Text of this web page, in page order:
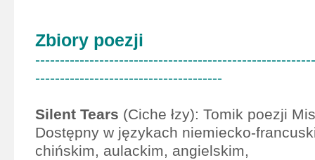
Zbiory poezji
--------------------------------------
Silent Tears (Ciche łzy): Tomik poezji
Dostępny w językach niemiecko-
chińskim, aulackim, angielskim,